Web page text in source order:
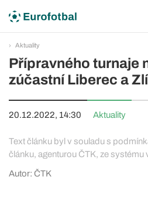
Aktuality
Přípravného turnaje
zúčastní Liberec a
20.12.2022, 14:30 Aktuality
Text článku byl v souladu s
článku, agenturou ČTK, ze systému
Autor: ČTK